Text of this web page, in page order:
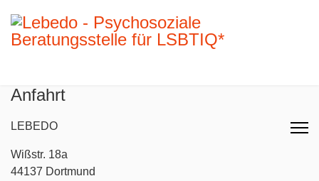
Anfahrt
LEBEDO
Wißstr. 18a
44137 Dortmund